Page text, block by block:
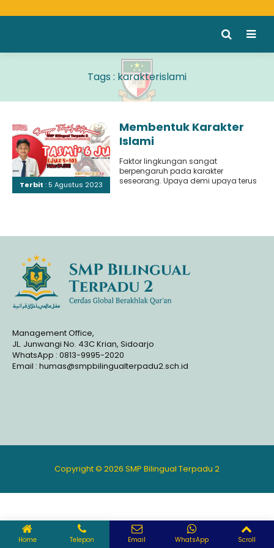
Tags : karakterislami
Terbit : 5 Agustus 2023
Membentuk Karakter
Islami
Faktor lingkungan sangat
berpengaruh pada karakter
seseorang. Upaya demi upaya terus
Management Office,
JL. Junwangi No. 43C Krian, Sidoarjo
WhatsApp : 0813-9995-2020
Email : humas@smpbilingualterpadu2.sch.id
Copyright © 2026 SMP Bilingual Terpadu 2
Home Telepon Email WhatsApp Scroll